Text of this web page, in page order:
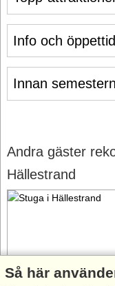
Info och
Innan semestern
Andra gäster
Hällestrand
Stugnr: 9813
Så här